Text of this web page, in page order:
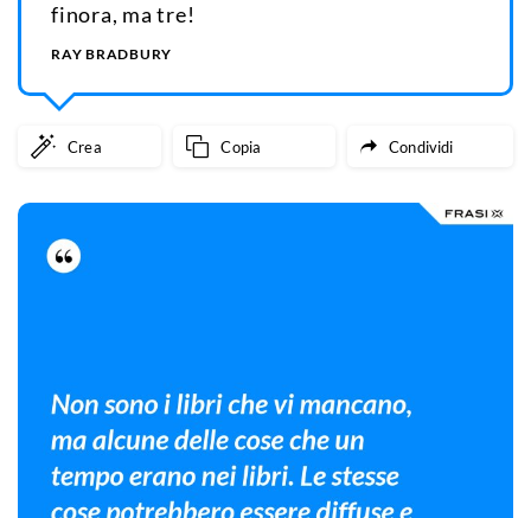
finora, ma tre!
RAY BRADBURY
Crea Copia Condividi